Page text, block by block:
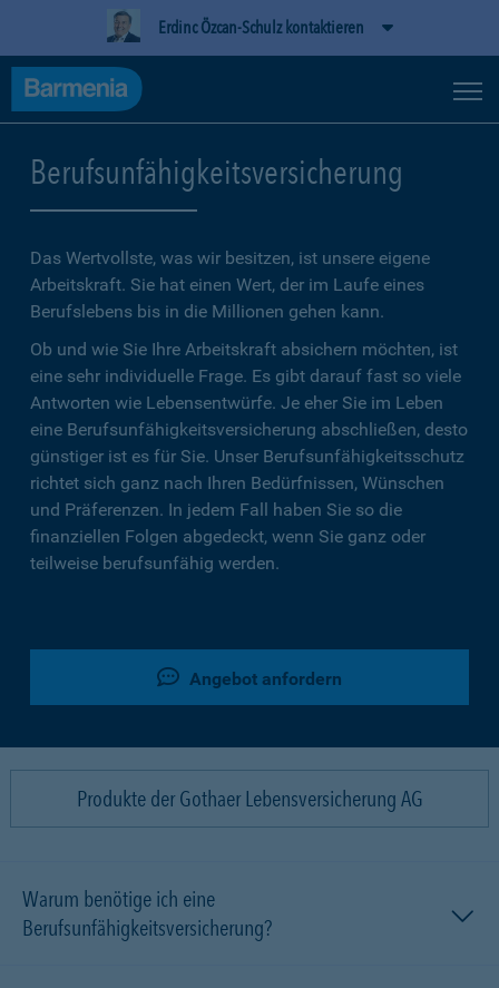
Erdinc Özcan-Schulz kontaktieren
Berufsunfähigkeitsversicherung
Das Wertvollste, was wir besitzen, ist unsere eigene
Arbeitskraft. Sie hat einen Wert, der im Laufe eines
Berufslebens bis in die Millionen gehen kann.
Ob und wie Sie Ihre Arbeitskraft absichern möchten, ist
eine sehr individuelle Frage. Es gibt darauf fast so viele
Antworten wie Lebensentwürfe. Je eher Sie im Leben
eine Berufsunfähigkeitsversicherung abschließen, desto
günstiger ist es für Sie. Unser Berufsunfähigkeitsschutz
richtet sich ganz nach Ihren Bedürfnissen, Wünschen
und Präferenzen. In jedem Fall haben Sie so die
finanziellen Folgen abgedeckt, wenn Sie ganz oder
teilweise berufsunfähig werden.
Angebot anfordern
Produkte der Gothaer Lebensversicherung AG
Warum benötige ich eine
Berufsunfähigkeitsversicherung?